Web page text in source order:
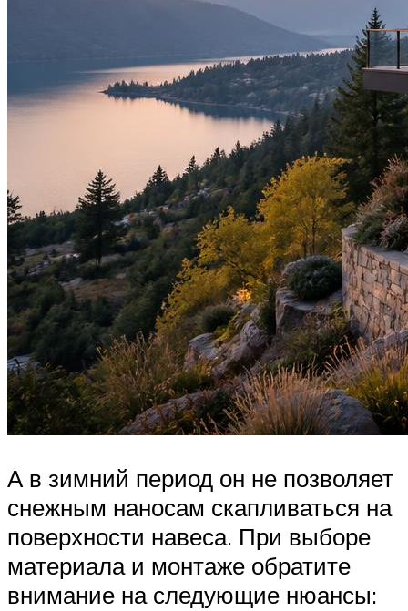
А в зимний период он не позволяет
снежным наносам скапливаться на
поверхности навеса. При выборе
материала и монтаже обратите
внимание на следующие нюансы: